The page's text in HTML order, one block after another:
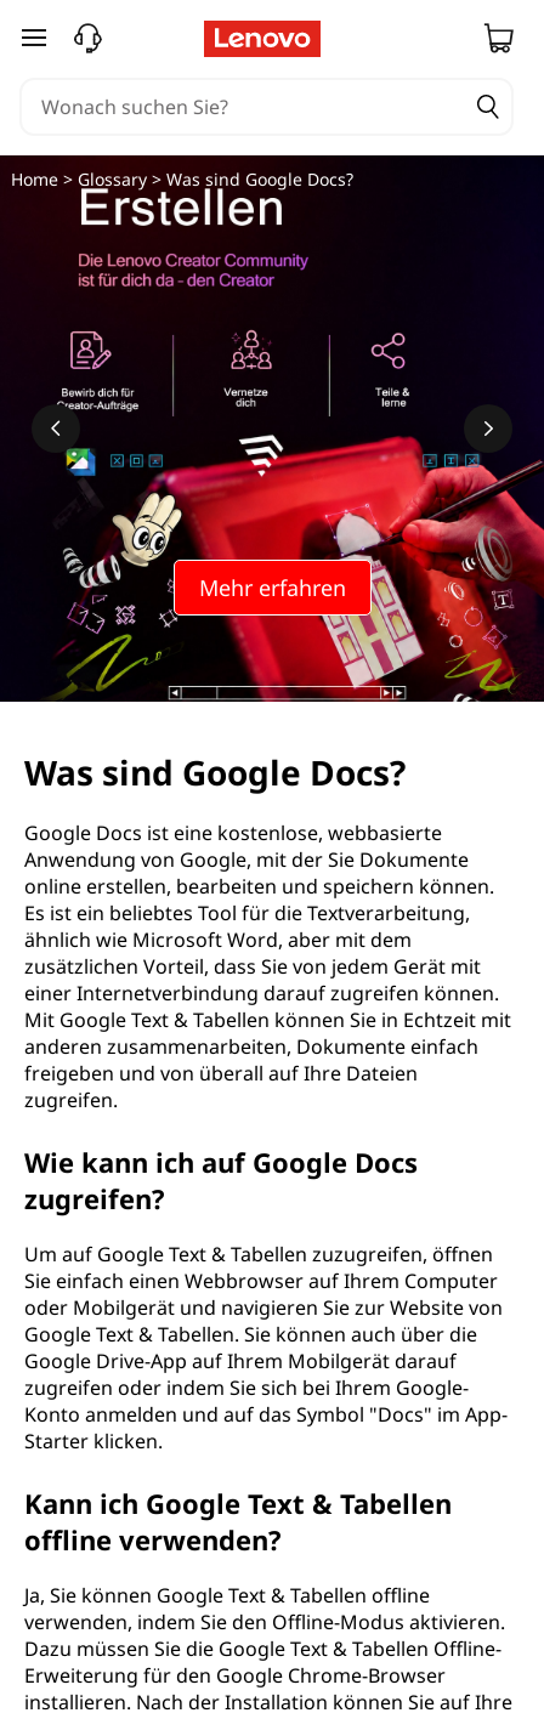
zum Hauptinhalt springen
Mehr erfahren
Home> Glossary> Was sind Google Docs?
Was sind Google Docs?
Google Docs ist eine kostenlose, webbasierte
Anwendung von Google, mit der Sie Dokumente
online erstellen, bearbeiten und speichern können.
Es ist ein beliebtes Tool für die Textverarbeitung,
ähnlich wie Microsoft Word, aber mit dem
zusätzlichen Vorteil, dass Sie von jedem Gerät mit
einer Internetverbindung darauf zugreifen können.
Mit Google Text & Tabellen können Sie in Echtzeit mit
anderen zusammenarbeiten, Dokumente einfach
freigeben und von überall auf Ihre Dateien
zugreifen.
Wie kann ich auf Google Docs
zugreifen?
Um auf Google Text & Tabellen zuzugreifen, öffnen
Sie einfach einen Webbrowser auf Ihrem Computer
oder Mobilgerät und navigieren Sie zur Website von
Google Text & Tabellen. Sie können auch über die
Google Drive-App auf Ihrem Mobilgerät darauf
zugreifen oder indem Sie sich bei Ihrem Google-
Konto anmelden und auf das Symbol "Docs" im App-
Starter klicken.
Kann ich Google Text & Tabellen
offline verwenden?
Ja, Sie können Google Text & Tabellen offline
verwenden, indem Sie den Offline-Modus aktivieren.
Dazu müssen Sie die Google Text & Tabellen Offline-
Erweiterung für den Google Chrome-Browser
installieren. Nach der Installation können Sie auf Ihre